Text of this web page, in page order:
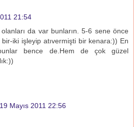
21:54
da var bunların. 5-6 sene önce
bir-iki işleyip atıvermişti bir kenara:)) En
bence de.Hem de çok güzel
19 Mayıs 2011 22:56